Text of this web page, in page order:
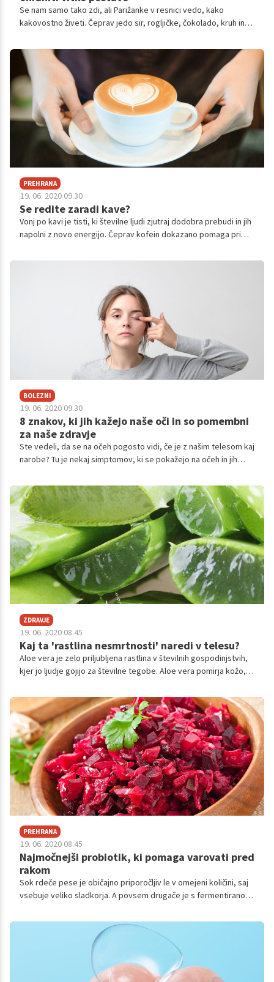
Se nam samo tako zdi, ali Parižanke v resnici vedo, kako
kakovostno živeti. Čeprav jedo sir, rogljičke, čokolado, kruh in
predvsem pa naravno lepoto. Čeprav se v zahodnem svetu zdi
vse težje ohraniti zdrav slog življenja, Parižanke to počno z
lahkoto.
PREHRANA
19. 06. 2020 09.30
Se redite zaradi kave?
Vonj po kavi je tisti, ki številne ljudi zjutraj dodobra prebudi in jih
napolni z novo energijo. Čeprav kofein dokazano pomaga pri
predvsem od tega, kako je pripravljena. Preverite, ali je vaša
BOLEZNI
19. 06. 2020 09.30
8 znakov, ki jih kažejo naše oči in so pomembni
za naše zdravje
Ste vedeli, da se na očeh pogosto vidi, če je z našim telesom kaj
narobe? Tu je nekaj simptomov, ki se pokažejo na očeh in jih
ZDRAVJE
19. 06. 2020 08.45
Kaj ta 'rastlina nesmrtnosti' naredi v telesu?
Aloe vera je zelo priljubljena rastlina v številnih gospodinjstvih,
kjer jo ljudje gojijo za številne tegobe. Aloe vera pomirja kožo,
kože. Kljub temu ima še številne druga pozitivne učinke na naše
zdravje, zato ni nenavadno, da so jo Egipčani poimenovali kar
'rastlina nesmrtnosti'. Preverite, katere.
PREHRANA
19. 06. 2020 08.45
Najmočnejši probiotik, ki pomaga varovati pred
rakom
Sok rdeče pese je običajno priporočljiv le v omejeni količini, saj
vsebuje veliko sladkorja. A povsem drugače je s fermentirano
zdravih živil na svetu.